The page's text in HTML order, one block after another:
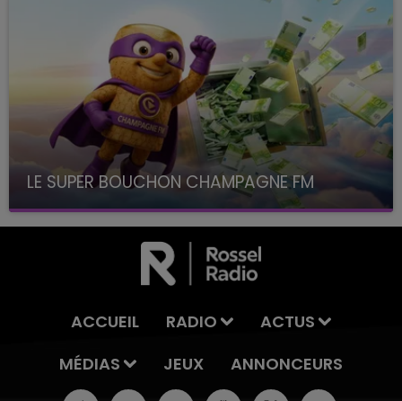
LE SUPER BOUCHON CHAMPAGNE FM
avec La Famille Champagne FM, à 8H10
ACCUEIL RADIO
ACTUS
MÉDIAS
JEUX ANNONCEURS